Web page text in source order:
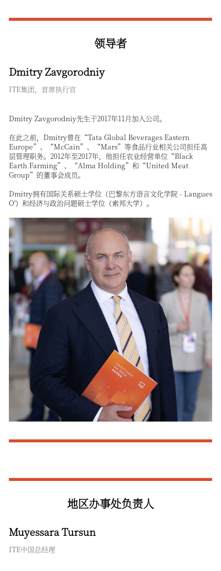
领导者
Dmitry Zavgorodniy
ITE集团，首席执行官
Dmitry Zavgorodniy先生于2017年11月加入公司。
在此之前，Dmitry曾在“Tata Global Beverages Eastern
Europe”、“McCain”、“Mars”等食品行业相关公司担任高
层管理职务。2012年至2017年，他担任农业经营单位“Black
Earth Farming”、“Alma Holding”和“United Meat
Group”的董事会成员。
Dmitry拥有国际关系硕士学位（巴黎东方语言文化学院 - Langues
O'）和经济与政治问题硕士学位（索邦大学）。
地区办事处负责人
Muyessara Tursun
ITE中国总经理